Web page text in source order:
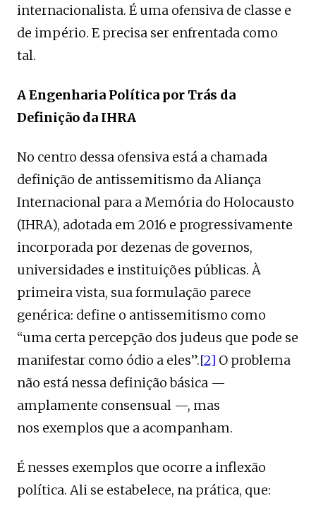
internacionalista. É uma ofensiva de classe e
de império. E precisa ser enfrentada como
tal.
A Engenharia Política por Trás da
Definição da IHRA
No centro dessa ofensiva está a chamada
definição de antissemitismo da Aliança
Internacional para a Memória do Holocausto
(IHRA), adotada em 2016 e progressivamente
incorporada por dezenas de governos,
universidades e instituições públicas. À
primeira vista, sua formulação parece
genérica: define o antissemitismo como
“uma certa percepção dos judeus que pode se
manifestar como ódio a eles”.[2] O problema
não está nessa definição básica —
amplamente consensual —, mas
nos exemplos que a acompanham.
É nesses exemplos que ocorre a inflexão
política. Ali se estabelece, na prática, que: